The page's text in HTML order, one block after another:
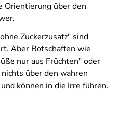
Orientierung über den
Zuckerzusatz" sind
Aber Botschaften wie
nur aus Früchten" oder
über den wahren
können in die Irre führen.